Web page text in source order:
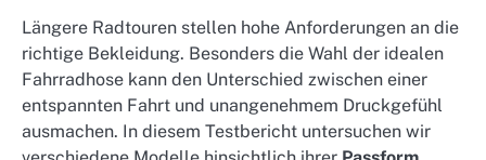
Längere Radtouren stellen hohe Anforderungen an die
richtige Bekleidung. Besonders die Wahl der idealen
Fahrradhose kann den Unterschied zwischen einer
entspannten Fahrt und unangenehmem Druckgefühl
ausmachen. In diesem Testbericht untersuchen wir